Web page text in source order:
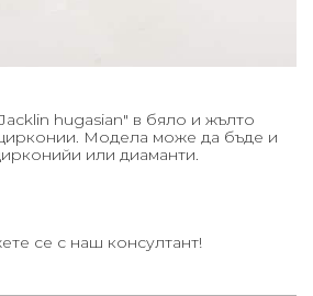
hugasian" в бяло и жълто
Модела може да бъде и
или диаманти.
се с наш консултант!